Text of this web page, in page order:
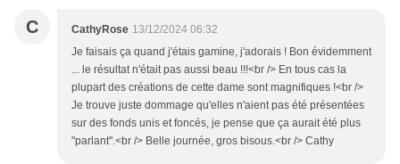
C CathyRose 13/12/2024 06:32
Je faisais ça quand j'étais gamine, j'adorais ! Bon évidemment
... le résultat n'était pas aussi beau !!!<br /> En tous cas la
plupart des créations de cette dame sont magnifiques !<br />
Je trouve juste dommage qu'elles n'aient pas été présentées
sur des fonds unis et foncés, je pense que ça aurait été plus
"parlant".<br /> Belle journée, gros bisous.<br /> Cathy